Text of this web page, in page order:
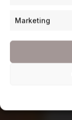
Marketing